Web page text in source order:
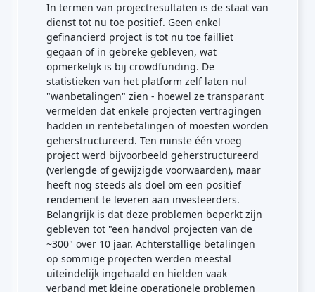
In termen van projectresultaten is de staat van
dienst tot nu toe positief. Geen enkel
gefinancierd project is tot nu toe failliet
gegaan of in gebreke gebleven, wat
opmerkelijk is bij crowdfunding. De
statistieken van het platform zelf laten nul
"wanbetalingen" zien - hoewel ze transparant
vermelden dat enkele projecten vertragingen
hadden in rentebetalingen of moesten worden
geherstructureerd. Ten minste één vroeg
project werd bijvoorbeeld geherstructureerd
(verlengde of gewijzigde voorwaarden), maar
heeft nog steeds als doel om een positief
rendement te leveren aan investeerders.
Belangrijk is dat deze problemen beperkt zijn
gebleven tot "een handvol projecten van de
~300" over 10 jaar. Achterstallige betalingen
op sommige projecten werden meestal
uiteindelijk ingehaald en hielden vaak
verband met kleine operationele problemen